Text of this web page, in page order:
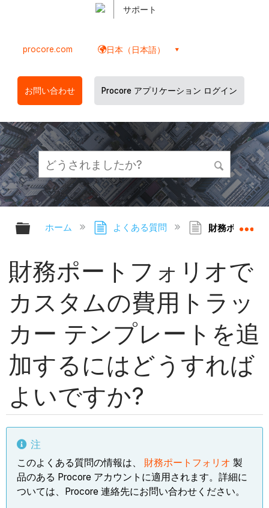
サポート
procore.com 日本（日本語）
お問い合わせ Procore アプリケーション ログイン
グローバル階層を展開/折りたたむ
ホーム よくある質問 財務ポートフ
財務ポートフォリオで
カスタムの費用トラッ
カー テンプレートを追
加するにはどうすれば
よいですか?
注
このよくある質問の情報は、 財務ポートフォリオ 製
品のある Procore アカウントに適用されます。詳細に
ついては、Procore 連絡先にお問い合わせください。